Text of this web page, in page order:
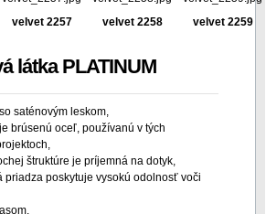
velvet 2257 velvet 2258 velvet 2259
látka PLATINUM
saténovým leskom,
brúsenú oceľ, používanú v tých
štruktúre je príjemná na dotyk,
priadza poskytuje vysokú odolnosť voči